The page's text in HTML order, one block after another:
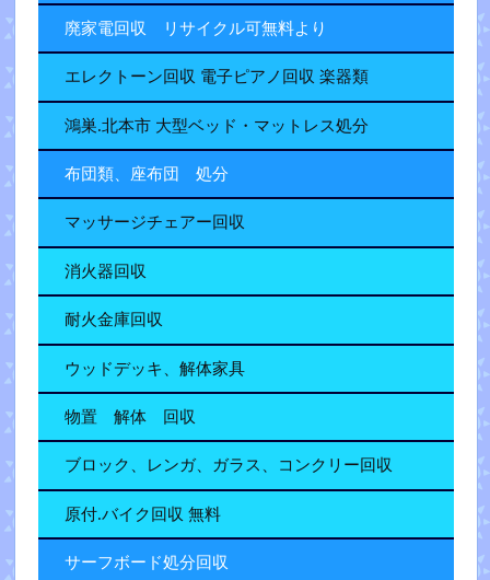
廃家電回収 リサイクル可無料より
エレクトーン回収 電子ピアノ回収 楽器類
鴻巣.北本市 大型ベッド・マットレス処分
布団類、座布団 処分
マッサージチェアー回収
消火器回収
耐火金庫回収
ウッドデッキ、解体家具
物置 解体 回収
ブロック、レンガ、ガラス、コンクリー回収
原付.バイク回収 無料
サーフボード処分回収